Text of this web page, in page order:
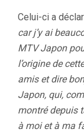
Celui-ci a
car j’y ai
MTV Japon
l’origine de
amis et dire
Japon, qui,
montré depuis
à moi et à ma